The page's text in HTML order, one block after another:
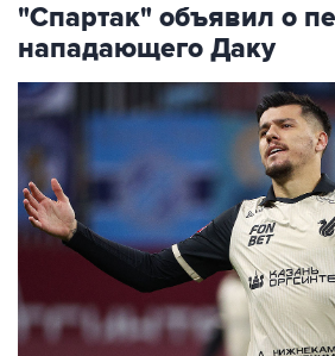
"Спартак" объявил о
нападающего Даку